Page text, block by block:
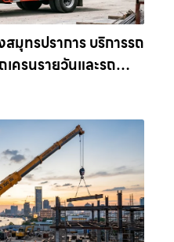
มุทรปราการ บริการรถ
ครนรายวันและรถ